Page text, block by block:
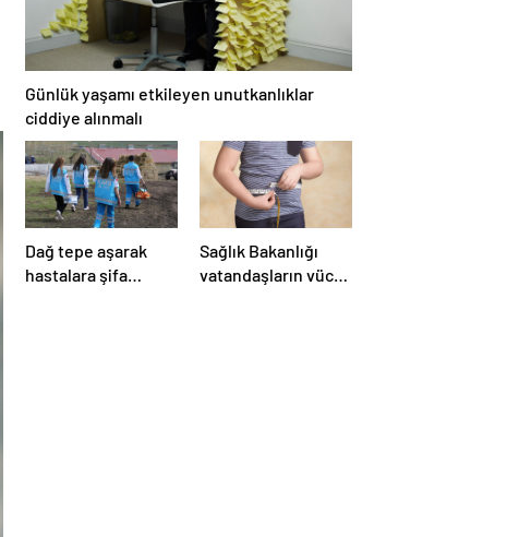
Günlük yaşamı etkileyen unutkanlıklar
ciddiye alınmalı
Dağ tepe aşarak
hastalara şifa
Sağlık Bakanlığı
vatandaşların vücut